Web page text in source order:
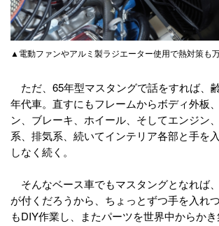
▲電動ファンやアルミ製ラジエーター使用で熱対策も万
ただ、65年型マスタングで話をすれば、
年代車。直すにもフレームからボディ外板
ン、ブレーキ、ホイール、そしてエンジン
系、排気系、続いてインテリア各部と手を
しなく続く。
そんなベース車でもマスタングとなれば
が付くだろうから、ちょっとずつ手を入れ
もDIY作業し、またパーツを世界中からか